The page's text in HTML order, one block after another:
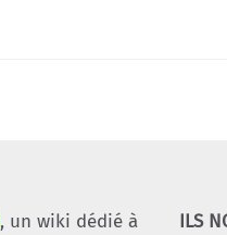
, un wiki dédié à
ILS